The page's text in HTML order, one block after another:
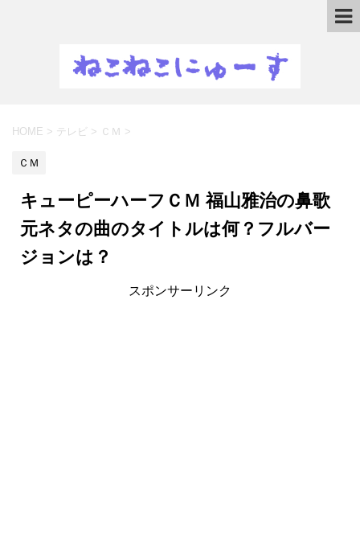
HOME > テレビ > ＣＭ >
ＣＭ
キューピーハーフＣＭ 福山雅治の鼻歌
元ネタの曲のタイトルは何？フルバー
ジョンは？
スポンサーリンク